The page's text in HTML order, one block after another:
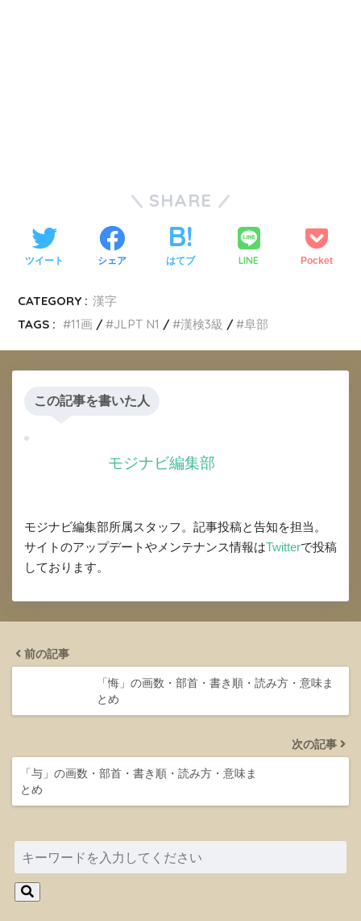
SHARE
ツイート シェア はてブ LINE Pocket
CATEGORY : 漢字
TAGS :
11画 JLPT N1 漢検3級 阜部
この記事を書いた人
モジナビ編集部
モジナビ編集部所属スタッフ。記事投稿と告知を担当。
サイトのアップデートやメンテナンス情報はTwitterで投稿
しております。
前の記事
「悔」の画数・部首・書き順・読み方・意味ま
とめ
次の記事
「与」の画数・部首・書き順・読み方・意味ま
とめ